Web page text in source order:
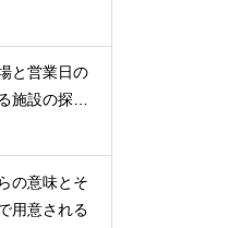
と営業日の
施設の探し
の意味とそ
用意される